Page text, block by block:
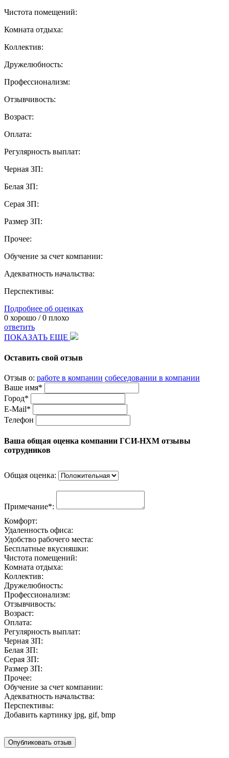
Чистота помещений:
Комната отдыха:
Коллектив:
Дружелюбность:
Профессионализм:
Отзывчивость:
Возраст:
Оплата:
Регулярность выплат:
Черная ЗП:
Белая ЗП:
Серая ЗП:
Размер ЗП:
Прочее:
Обучение за счет компании:
Адекватность начальства:
Перспективы:
Подробнее об оценках
0 хорошо /0 плохо
ответить
ПОКАЗАТЬ ЕЩЕ
Оставить свой отзыв
Отзыв о: работе в компании собеседовании в компании
Ваше имя*
Город*
E-Mail*
Телефон
Ваша общая оценка компании ГСИ-НХМ отзывы
сотрудников
Общая оценка:
Примечание*:
Комфорт:
Удаленность офиса:
Удобство рабочего места:
Бесплатные вкусняшки:
Чистота помещений:
Комната отдыха:
Коллектив:
Дружелюбность:
Профессионализм:
Отзывчивость:
Возраст:
Оплата:
Регулярность выплат:
Черная ЗП:
Белая ЗП:
Серая ЗП:
Размер ЗП:
Прочее:
Обучение за счет компании:
Адекватность начальства:
Перспективы:
Добавить картинку jpg, gif, bmp